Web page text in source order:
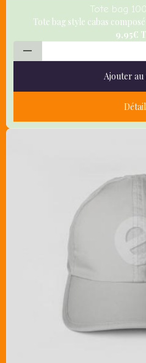
Tote bag
Tote bag style cabas
9,95€
Ajouter au